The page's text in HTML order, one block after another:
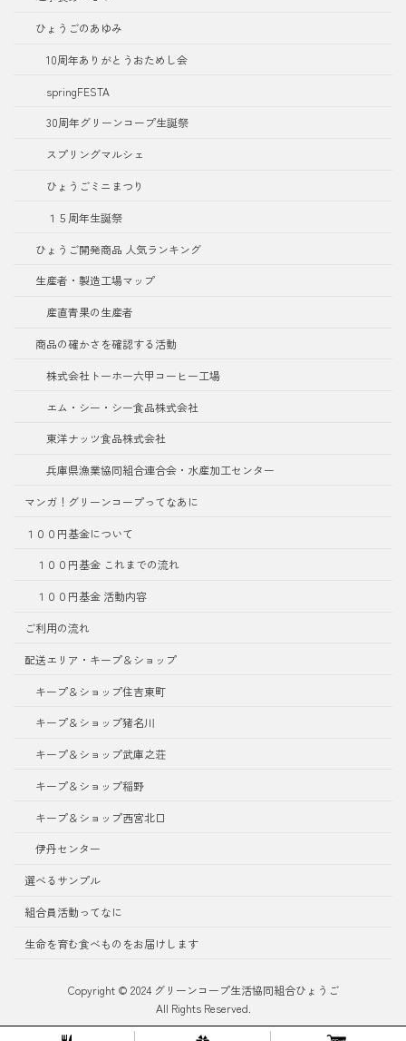
ひょうごのあゆみ
10周年ありがとうおためし会
springFESTA
30周年グリーンコープ生誕祭
スプリングマルシェ
ひょうごミニまつり
１５周年生誕祭
ひょうご開発商品 人気ランキング
生産者・製造工場マップ
産直青果の生産者
商品の確かさを確認する活動
株式会社トーホー六甲コーヒー工場
エム・シー・シー食品株式会社
東洋ナッツ食品株式会社
兵庫県漁業協同組合連合会・水産加工センター
マンガ！グリーンコープってなあに
１００円基金について
１００円基金 これまでの流れ
１００円基金 活動内容
ご利用の流れ
配送エリア・キープ＆ショップ
キープ＆ショップ住吉東町
キープ＆ショップ猪名川
キープ＆ショップ武庫之荘
キープ＆ショップ稲野
キープ＆ショップ西宮北口
伊丹センター
選べるサンプル
組合員活動ってなに
生命を育む食べものをお届けします
Copyright © 2024 グリーンコープ生活協同組合ひょうご
All Rights Reserved.